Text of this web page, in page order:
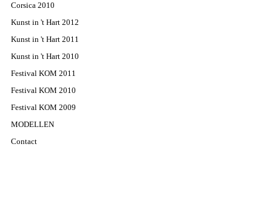
Corsica 2010
Kunst in 't Hart 2012
Kunst in 't Hart 2011
Kunst in 't Hart 2010
Festival KOM 2011
Festival KOM 2010
Festival KOM 2009
MODELLEN
Contact